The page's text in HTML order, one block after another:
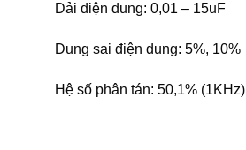
Dải điện dung: 0,01 – 15uF
Dung sai điện dung: 5%, 10%
Hệ số phân tán: 50,1% (1KHz)